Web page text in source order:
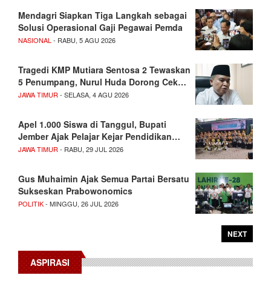
Mendagri Siapkan Tiga Langkah sebagai
Solusi Operasional Gaji Pegawai Pemda
NASIONAL - RABU, 5 AGU 2026
Tragedi KMP Mutiara Sentosa 2 Tewaskan
5 Penumpang, Nurul Huda Dorong Cek…
JAWA TIMUR - SELASA, 4 AGU 2026
Apel 1.000 Siswa di Tanggul, Bupati
Jember Ajak Pelajar Kejar Pendidikan…
JAWA TIMUR - RABU, 29 JUL 2026
Gus Muhaimin Ajak Semua Partai Bersatu
Sukseskan Prabowonomics
POLITIK- MINGGU, 26 JUL 2026
NEXT
ASPIRASI